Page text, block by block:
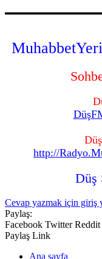
http://
Düş
Cevap yazmak için giriş
Paylaş:
Facebook Twitter Reddit
Paylaş Link
Ana sayfa